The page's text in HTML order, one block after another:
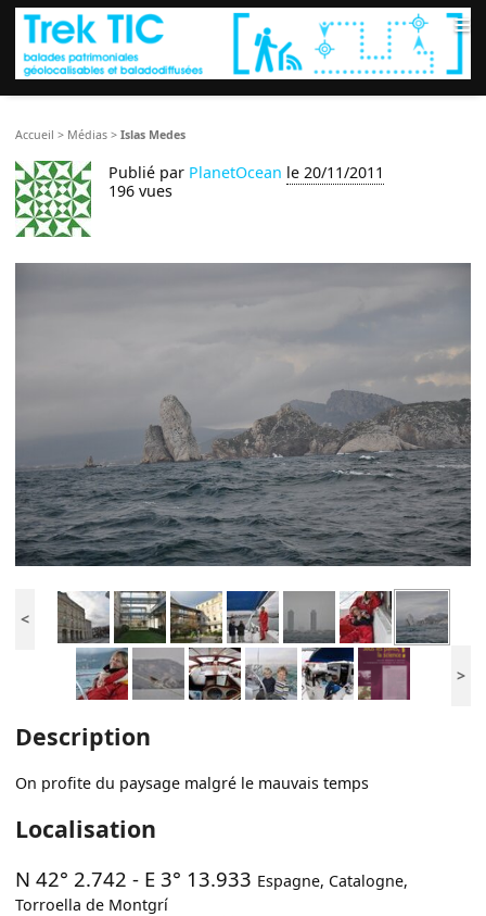
≡
Accueil > Médias >Islas Medes
Publié par PlanetOcean le 20/11/2011
196 vues
<
>
Description
On profite du paysage malgré le mauvais temps
Localisation
N 42° 2.742 - E 3° 13.933 Espagne, Catalogne,
Torroella de Montgrí